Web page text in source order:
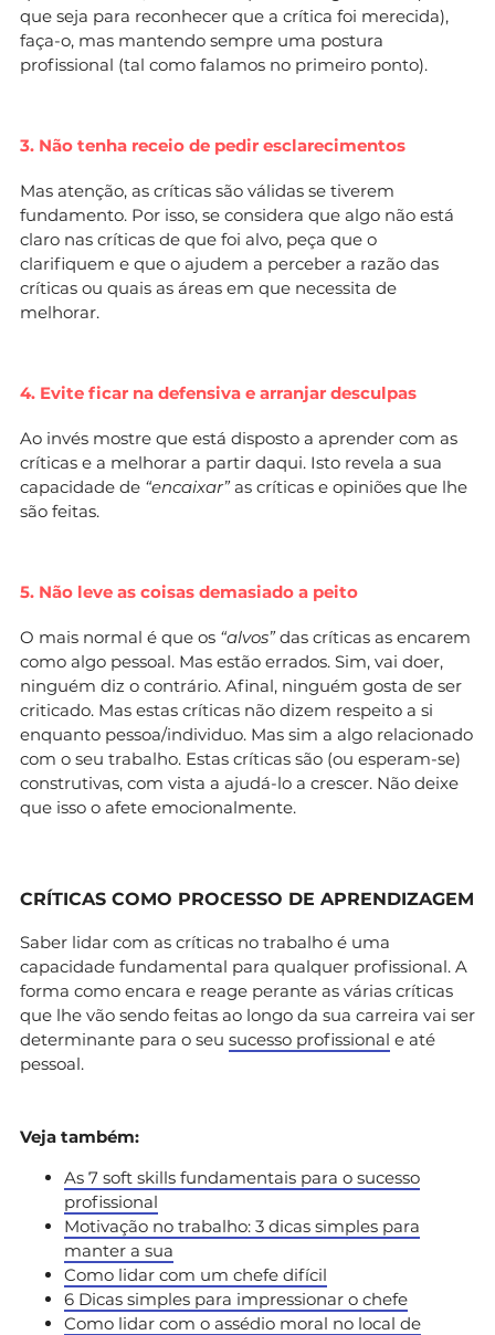
que seja para reconhecer que a crítica foi merecida),
faça-o, mas mantendo sempre uma postura
profissional (tal como falamos no primeiro ponto).
3. Não tenha receio de pedir esclarecimentos
Mas atenção, as críticas são válidas se tiverem
fundamento. Por isso, se considera que algo não está
claro nas críticas de que foi alvo, peça que o
clarifiquem e que o ajudem a perceber a razão das
críticas ou quais as áreas em que necessita de
melhorar.
4. Evite ficar na defensiva e arranjar desculpas
Ao invés mostre que está disposto a aprender com as
críticas e a melhorar a partir daqui. Isto revela a sua
capacidade de “encaixar”as críticas e opiniões que lhe
são feitas.
5. Não leve as coisas demasiado a peito
O mais normal é que os “alvos”das críticas as encarem
como algo pessoal. Mas estão errados. Sim, vai doer,
ninguém diz o contrário. Afinal, ninguém gosta de ser
criticado. Mas estas críticas não dizem respeito a si
enquanto pessoa/individuo. Mas sim a algo relacionado
com o seu trabalho. Estas críticas são (ou esperam-se)
construtivas, com vista a ajudá-lo a crescer. Não deixe
que isso o afete emocionalmente.
CRÍTICAS COMO PROCESSO DE APRENDIZAGEM
Saber lidar com as críticas no trabalho é uma
capacidade fundamental para qualquer profissional. A
forma como encara e reage perante as várias críticas
que lhe vão sendo feitas ao longo da sua carreira vai ser
determinante para o seu sucesso profissional e até
pessoal.
Veja também:
As 7 soft skills fundamentais para o sucesso
profissional
Motivação no trabalho: 3 dicas simples para
manter a sua
Como lidar com um chefe difícil
6 Dicas simples para impressionar o chefe
Como lidar com o assédio moral no local de